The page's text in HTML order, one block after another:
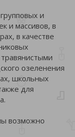
и
и массивов, в
в качестве
озеленения
школьных
для
возможно